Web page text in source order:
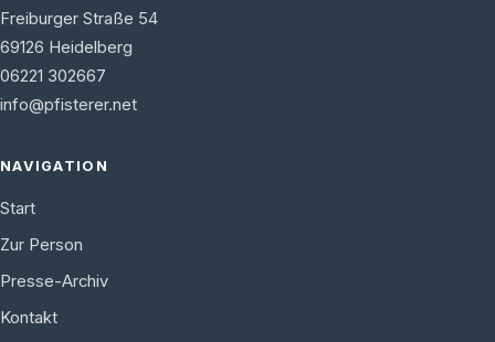
Freiburger Straße 54
69126 Heidelberg
06221 302667
info@pfisterer.net
NAVIGATION
Start
Zur Person
Presse-Archiv
Kontakt